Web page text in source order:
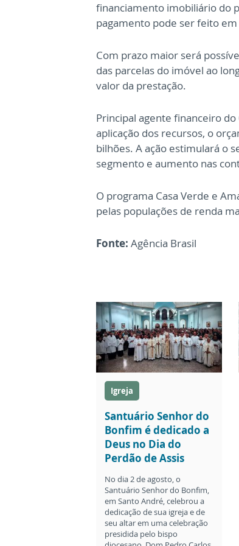
financiamento imobiliário do
pagamento pode ser feito
Com prazo maior será
das parcelas do imóvel ao
valor da prestação.
Principal agente financeiro do
aplicação dos recursos, o
bilhões. A ação estimulará o
segmento e aumento nas
O programa Casa Verde e
pelas populações de renda
Fonte: Agência Brasil
Igreja
Santuário Senhor do
Bonfim é dedicado a
Deus no Dia do
Perdão de Assis
No dia 2 de agosto, o
Santuário Senhor do Bonfim,
em Santo André, celebrou a
dedicação de sua igreja e de
seu altar em uma celebração
presidida pelo bispo